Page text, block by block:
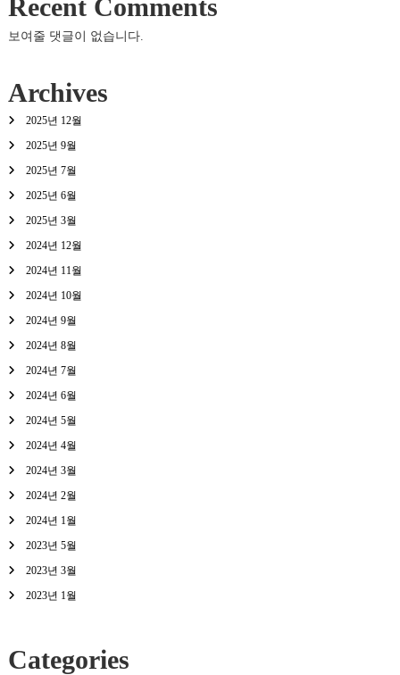
Recent Comments
보여줄 댓글이 없습니다.
Archives
2025년 12월
2025년 9월
2025년 7월
2025년 6월
2025년 3월
2024년 12월
2024년 11월
2024년 10월
2024년 9월
2024년 8월
2024년 7월
2024년 6월
2024년 5월
2024년 4월
2024년 3월
2024년 2월
2024년 1월
2023년 5월
2023년 3월
2023년 1월
Categories